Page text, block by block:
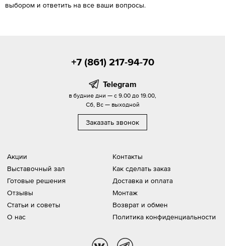
выбором и ответить на все ваши вопросы.
Акции
Выставочный зал
Готовые решения
Отзывы
Статьи и советы
О нас
Контакты
Как сделать заказ
Доставка и оплата
Монтаж
Возврат и обмен
Политика конфиденциальности
+7 (861) 217-94-70
Telegram
в будние дни — с 9.00 до 19.00,
Сб, Вс — выходной
Заказать звонок